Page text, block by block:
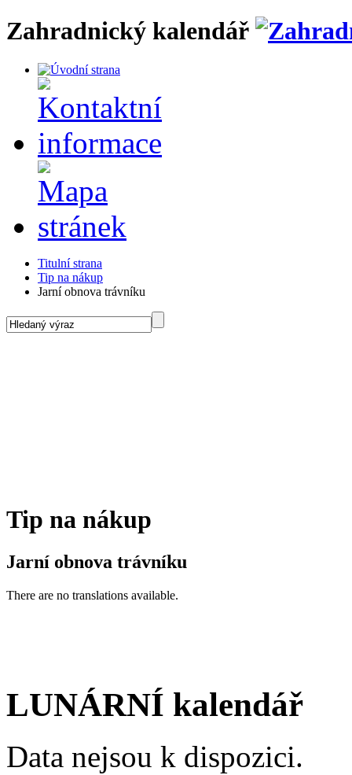
Zahradnický kalendář
Titulní strana
Tip na nákup
Jarní obnova trávníku
Tip na nákup
Jarní obnova trávníku
There are no translations available.
LUNÁRNÍ kalendář
Data nejsou k dispozici.